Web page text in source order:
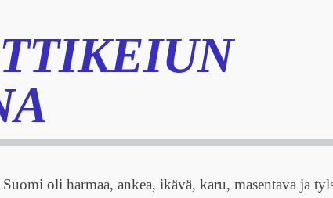
oli harmaa, ankea, ikävä, karu, masentava ja